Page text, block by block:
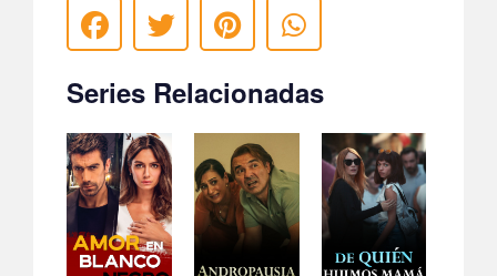
Series Relacionadas